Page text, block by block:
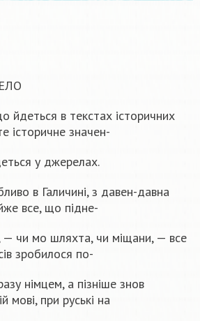
йдеться в текстах історичних
історичне значен-
у джерелах.
в Галичині, з давен-давна
все, що підне-
— чи мо шляхта, чи міщани, — все
зробилося по-
німцем, а пізніше знов
мові, при руськi на